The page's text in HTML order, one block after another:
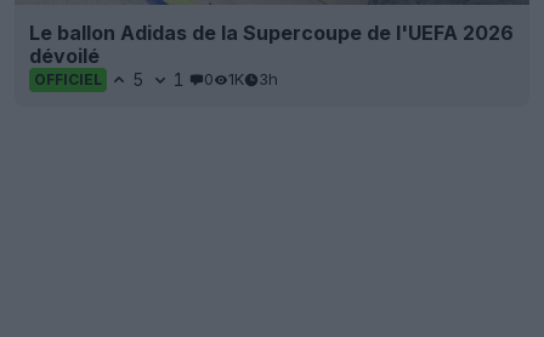
Le ballon Adidas de la Supercoupe de l'UEFA 2026
dévoilé
OFFICIEL 5 1 0 1K 3h